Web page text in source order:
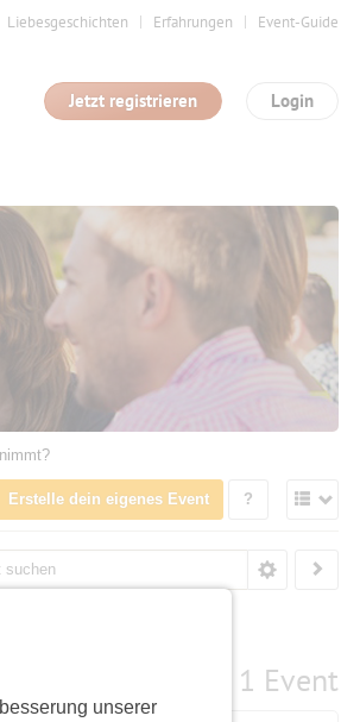
unserer
Liebesgeschichten Erfahrungen Event-Guide
Login
Jetzt registrieren
Erstelle dein eigenes Event ?
1 Event